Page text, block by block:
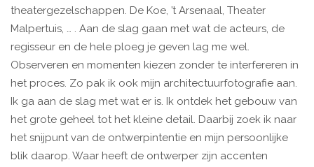
theatergezelschappen. De Koe, ’t Arsenaal, Theater
Malpertuis, … . Aan de slag gaan met wat de acteurs, de
regisseur en de hele ploeg je geven lag me wel.
Observeren en momenten kiezen zonder te interfereren in
het proces. Zo pak ik ook mijn architectuurfotografie aan.
Ik ga aan de slag met wat er is. Ik ontdek het gebouw van
het grote geheel tot het kleine detail. Daarbij zoek ik naar
het snijpunt van de ontwerpintentie en mijn persoonlijke
blik daarop. Waar heeft de ontwerper zijn accenten